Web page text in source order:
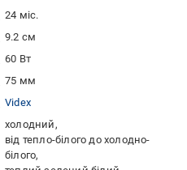
24 міс.
9.2 см
60 Вт
75 мм
Videx
холодний
від тепло-білого до холодно-
білого